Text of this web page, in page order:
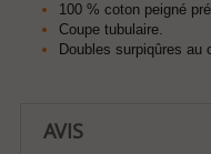
100 % coton peigné
Coupe tubulaire.
Doubles surpiqûres
AVIS